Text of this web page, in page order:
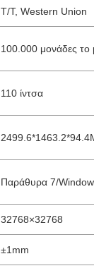
T/T, Western Union
100.000 μονάδες το
110 ίντσα
Παράθυρα 7/
32768×32768
±1mm